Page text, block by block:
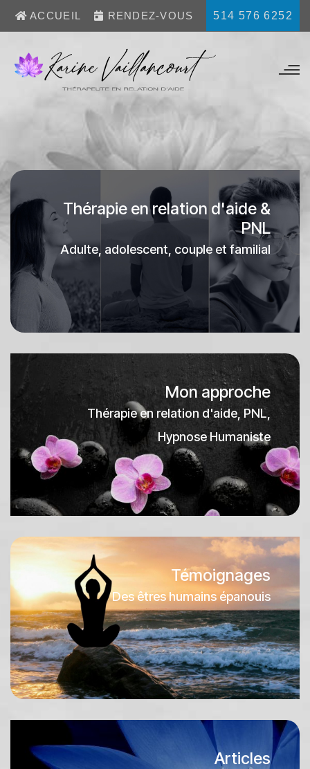
ACCUEIL RENDEZ-VOUS 514 576 6252
Thérapie en relation d'aide &
PNL
Adulte, adolescent, couple et familial
Mon approche
Thérapie en relation d'aide, PNL,
Hypnose Humaniste
Témoignages
Des êtres humains épanouis
Articles